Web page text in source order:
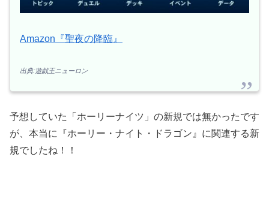
Amazon『聖夜の降臨』
出典:遊戯王ニューロン
予想していた「ホーリーナイツ」の新規では無かったです
が、本当に『ホーリー・ナイト・ドラゴン』に関連する新
規でしたね！！